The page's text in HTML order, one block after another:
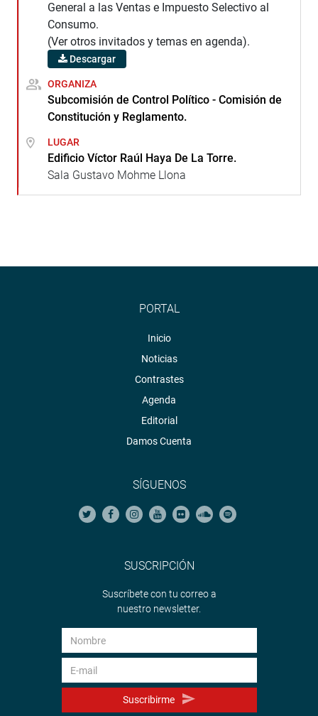
General a las Ventas e Impuesto Selectivo al
Consumo.
(Ver otros invitados y temas en agenda).
Descargar
ORGANIZA
Subcomisión de Control Político - Comisión de
Constitución y Reglamento.
LUGAR
Edificio Víctor Raúl Haya De La Torre.
Sala Gustavo Mohme Llona
PORTAL
Inicio
Noticias
Contrastes
Agenda
Editorial
Damos Cuenta
SÍGUENOS
SUSCRIPCIÓN
Suscríbete con tu correo a
nuestro newsletter.
Suscribirme